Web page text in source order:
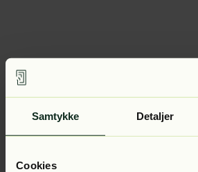
Samtykke Detaljer
Cookies